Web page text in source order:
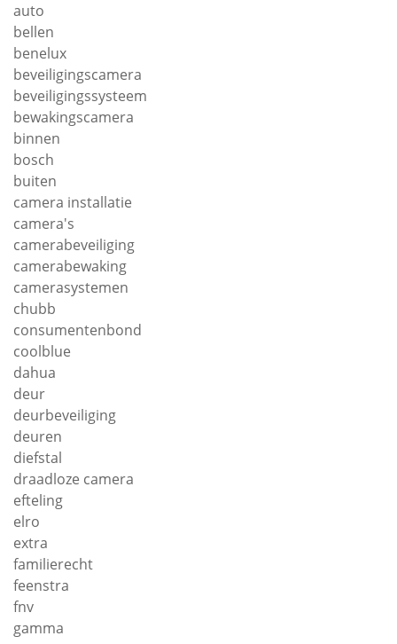
auto
bellen
benelux
beveiligingscamera
beveiligingssysteem
bewakingscamera
binnen
bosch
buiten
camera installatie
camera's
camerabeveiliging
camerabewaking
camerasystemen
chubb
consumentenbond
coolblue
dahua
deur
deurbeveiliging
deuren
diefstal
draadloze camera
efteling
elro
extra
familierecht
feenstra
fnv
gamma